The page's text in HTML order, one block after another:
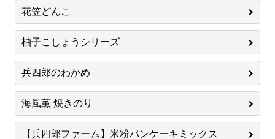
花笠どんこ
柚子こしょうシリーズ
兵四郎のわかめ
海風薫 焼きのり
【兵四郎ファーム】米粉パンケーキミックス